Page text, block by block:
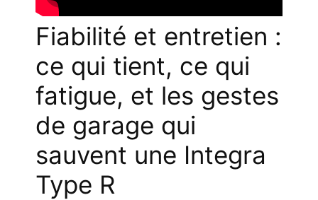
Fiabilité et entretien :
ce qui tient, ce qui
fatigue, et les gestes
de garage qui
sauvent une Integra
Type R